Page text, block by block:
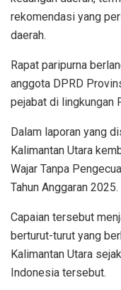
rekomendasi yang
daerah.
Rapat paripurna
anggota DPRD
pejabat di lingkungan
Dalam laporan yang
Kalimantan Utara
Wajar Tanpa
Tahun Anggaran 2025.
Capaian tersebut
berturut-turut yang
Kalimantan Utara
Indonesia tersebut.